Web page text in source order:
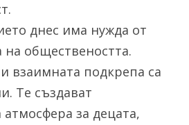
днес има нужда от
на обществеността.
взаимната подкрепа са
Те създават
за децата,